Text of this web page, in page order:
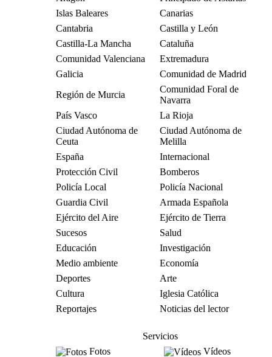
Islas Baleares
Canarias
Cantabria
Castilla y León
Castilla-La Mancha
Cataluña
Comunidad Valenciana
Extremadura
Galicia
Comunidad de Madrid
Región de Murcia
Comunidad Foral de
Navarra
País Vasco
La Rioja
Ciudad Autónoma de
Ceuta
Ciudad Autónoma de
Melilla
España
Internacional
Protección Civil
Bomberos
Policía Local
Policía Nacional
Guardia Civil
Armada Española
Ejército del Aire
Ejército de Tierra
Sucesos
Salud
Educación
Investigación
Medio ambiente
Economía
Deportes
Arte
Cultura
Iglesia Católica
Reportajes
Noticias del lector
Servicios
Fotos
Vídeos